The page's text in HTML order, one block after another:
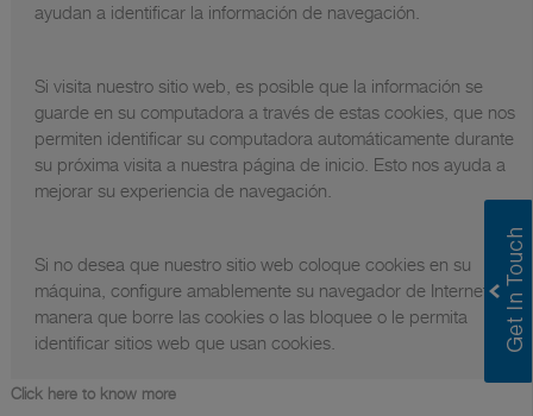
ayudan a identificar la información de navegación.
Si visita nuestro sitio web, es posible que la información se
guarde en su computadora a través de estas cookies, que nos
permiten identificar su computadora automáticamente durante
su próxima visita a nuestra página de inicio. Esto nos ayuda a
mejorar su experiencia de navegación.
Si no desea que nuestro sitio web coloque cookies en su
máquina, configure amablemente su navegador de Internet de
manera que borre las cookies o las bloquee o le permita
identificar sitios web que usan cookies.
Click here to know more